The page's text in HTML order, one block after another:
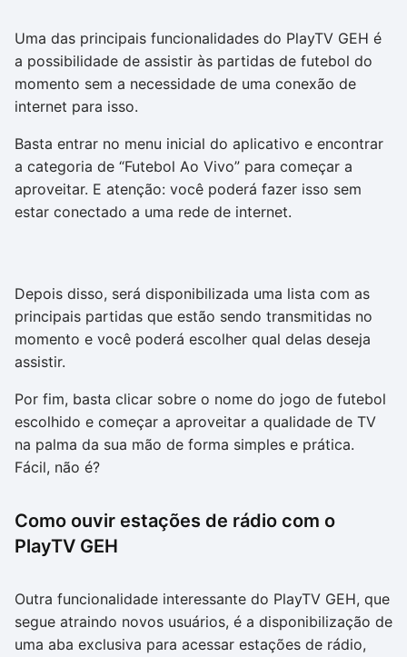
Uma das principais funcionalidades do PlayTV GEH é
a possibilidade de assistir às partidas de futebol do
momento sem a necessidade de uma conexão de
internet para isso.
Basta entrar no menu inicial do aplicativo e encontrar
a categoria de “Futebol Ao Vivo” para começar a
aproveitar. E atenção: você poderá fazer isso sem
estar conectado a uma rede de internet.
Depois disso, será disponibilizada uma lista com as
principais partidas que estão sendo transmitidas no
momento e você poderá escolher qual delas deseja
assistir.
Por fim, basta clicar sobre o nome do jogo de futebol
escolhido e começar a aproveitar a qualidade de TV
na palma da sua mão de forma simples e prática.
Fácil, não é?
Como ouvir estações de rádio com o
PlayTV GEH
Outra funcionalidade interessante do PlayTV GEH, que
segue atraindo novos usuários, é a disponibilização de
uma aba exclusiva para acessar estações de rádio,